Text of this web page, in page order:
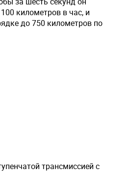
километров в час, и
до 750 километров по
трансмиссией с